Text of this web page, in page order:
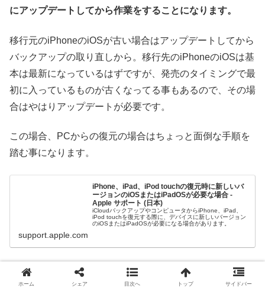
にアップデートしてから作業をすることになります。
移行元のiPhoneのiOSが古い場合はアップデートしてから
バックアップの取り直しから。移行先のiPhoneのiOSは基
本は最新になっているはずですが、発売のタイミングで最
初に入っているものが古くなってる事もあるので、その場
合はやはりアップデートが必要です。
この場合、PCからの復元の場合はちょっと面倒な手順を
踏む事になります。
iPhone、iPad、iPod touchの復元時に新しいバ
ージョンのiOSまたはiPadOSが必要な場合 -
Apple サポート (日本)
iCloudバックアップやコンピュータからiPhone、iPad、
iPod touchを復元する際に、デバイスに新しいバージョン
のiOSまたはiPadOSが必要になる場合があります。
support.apple.com
データを転送せずにアップデートしてからデバイスの消去
をしてやらなければなりません。面倒ですが、ハマりやす
ホーム シェア 目次へ トップ サイドバー